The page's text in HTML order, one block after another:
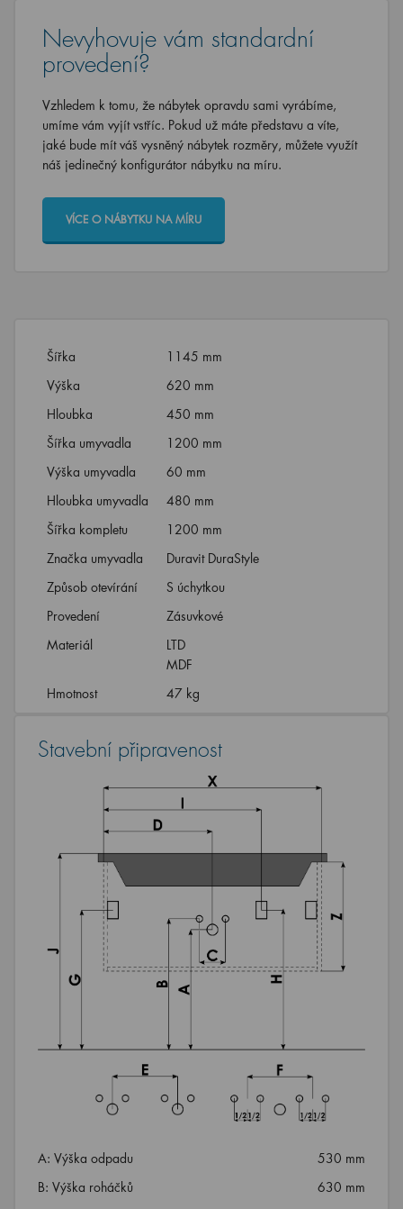
Nevyhovuje vám standardní
provedení?
Vzhledem k tomu, že nábytek opravdu sami vyrábíme,
umíme vám vyjít vstříc. Pokud už máte představu a víte,
jaké bude mít váš vysněný nábytek rozměry, můžete využít
náš jedinečný konfigurátor nábytku na míru.
VÍCE O NÁBYTKU NA MÍRU
Šířka
1145 mm
Výška
620 mm
Hloubka
450 mm
Šířka umyvadla
1200 mm
Výška umyvadla
60 mm
Hloubka umyvadla
480 mm
Šířka kompletu
1200 mm
Značka umyvadla
Duravit DuraStyle
Způsob otevírání
S úchytkou
Provedení
Zásuvkové
Materiál
LTD
MDF
Hmotnost
47 kg
Stavební připravenost
A: Výška odpadu
530 mm
B: Výška roháčků
630 mm